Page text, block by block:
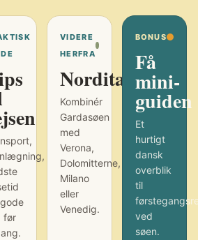
før
VIDERE
HERFRA
Norditalien
Kombinér
Gardasøen
med
Verona,
Dolomitterne,
Milano
eller
Venedig.
BONUS
Få
mini-
guiden
Et
hurtigt
dansk
overblik
til
ved
søen.